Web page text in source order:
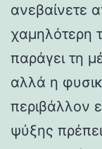
ανεβαίνετε
χαμηλότερη
παράγει τη
αλλά η
περιβάλλον
ψύξης